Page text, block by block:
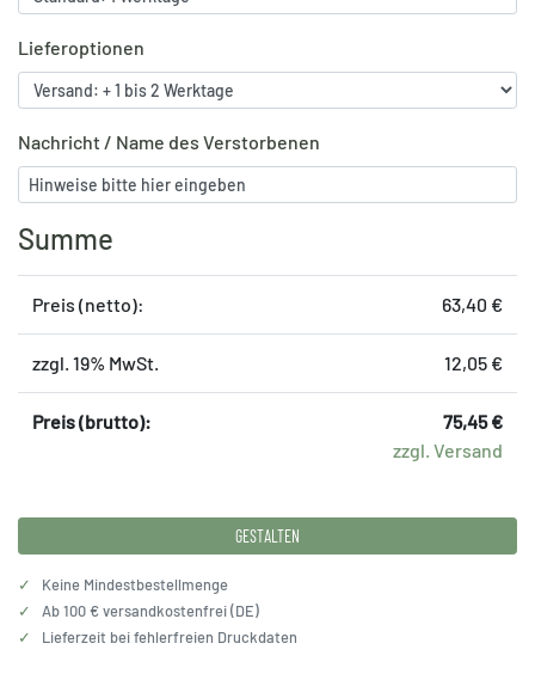
Lieferoptionen
Nachricht / Name des Verstorbenen
Summe
Preis (netto): 63,40 €
zzgl. 19% MwSt. 12,05 €
Preis (brutto):
75,45 €
zzgl. Versand
GESTALTEN
✓
Keine Mindestbestellmenge
✓
Ab 100 € versandkostenfrei (DE)
✓
Lieferzeit bei fehlerfreien Druckdaten